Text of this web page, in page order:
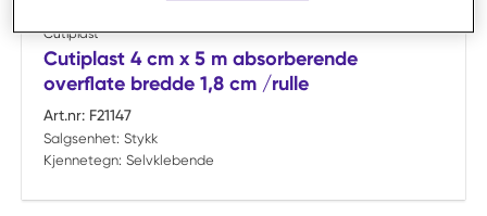
Cutiplast
Cutiplast 4 cm x 5 m absorberende
overflate bredde 1,8 cm /rulle
Art.nr: F21147
Salgsenhet: Stykk
Kjennetegn: Selvklebende